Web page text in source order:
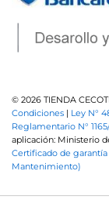
© 2026 TIENDA
Condiciones | Ley N°
Reglamentario N°
aplicación: Ministerio
Certificado de
Mantenimiento)